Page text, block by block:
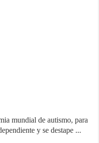
mundial de autismo, para
y se destape ...